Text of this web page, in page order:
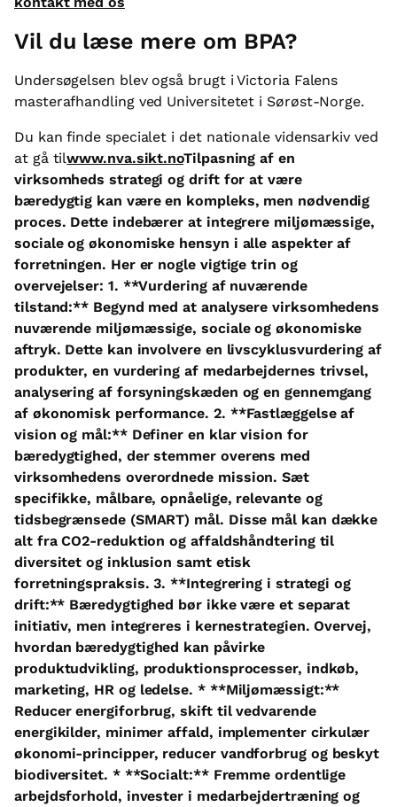
Vil du læse mere om BPA?
Undersøgelsen blev også brugt i Victoria Falens
masterafhandling ved Universitetet i Sørøst-Norge.
Du kan finde specialet i det nationale vidensarkiv ved
at gå tilwww.nva.sikt.noTilpasning af en
virksomheds strategi og drift for at være
bæredygtig kan være en kompleks, men nødvendig
proces. Dette indebærer at integrere miljømæssige,
sociale og økonomiske hensyn i alle aspekter af
forretningen. Her er nogle vigtige trin og
overvejelser: 1. **Vurdering af nuværende
tilstand:** Begynd med at analysere virksomhedens
nuværende miljømæssige, sociale og økonomiske
aftryk. Dette kan involvere en livscyklusvurdering af
produkter, en vurdering af medarbejdernes trivsel,
analysering af forsyningskæden og en gennemgang
af økonomisk performance. 2. **Fastlæggelse af
vision og mål:** Definer en klar vision for
bæredygtighed, der stemmer overens med
virksomhedens overordnede mission. Sæt
specifikke, målbare, opnåelige, relevante og
tidsbegrænsede (SMART) mål. Disse mål kan dække
alt fra CO2-reduktion og affaldshåndtering til
diversitet og inklusion samt etisk
forretningspraksis. 3. **Integrering i strategi og
drift:** Bæredygtighed bør ikke være et separat
initiativ, men integreres i kernestrategien. Overvej,
hvordan bæredygtighed kan påvirke
produktudvikling, produktionsprocesser, indkøb,
marketing, HR og ledelse. * **Miljømæssigt:**
Reducer energiforbrug, skift til vedvarende
energikilder, minimer affald, implementer cirkulær
økonomi-principper, reducer vandforbrug og beskyt
biodiversitet. * **Socialt:** Fremme ordentlige
arbejdsforhold, invester i medarbejdertræning og